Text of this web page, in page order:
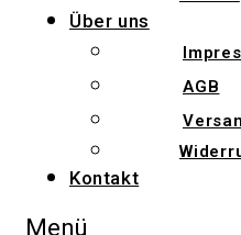
Über uns
AGB
Kontakt
Menü